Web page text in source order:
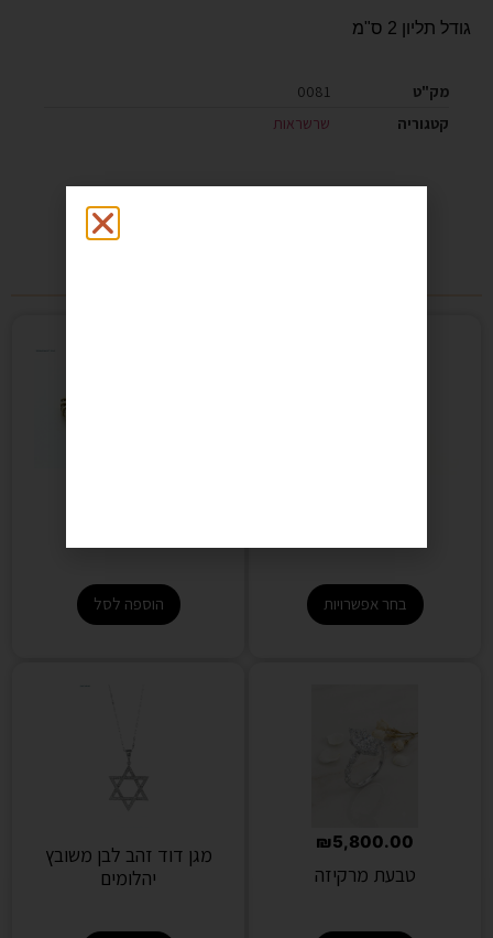
גודל תליון 2 ס"מ
מק"ט
0081
קטגוריה
שרשראות
בחר אפשרויות הוספה לסל
טבעת מרקיזה
₪5,800.00
מגן דוד זהב לבן משובץ
יהלומים